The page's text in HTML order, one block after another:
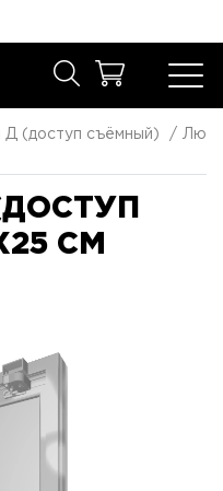
Д (доступ съёмный) Люк
СМ